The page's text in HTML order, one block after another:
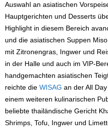
Auswahl an asiatischen
Hauptgerichten und Desserts
Highlight in diesem Bereich
und die asiatischen Suppen
mit Zitronengras, Ingwer und
in der Halle und auch im VIP-
handgemachten asiatischen
reichte die WISAG an der All
einem weiteren kulinarischen
beliebte thailändische Gericht
Shrimps, Tofu, Ingwer und